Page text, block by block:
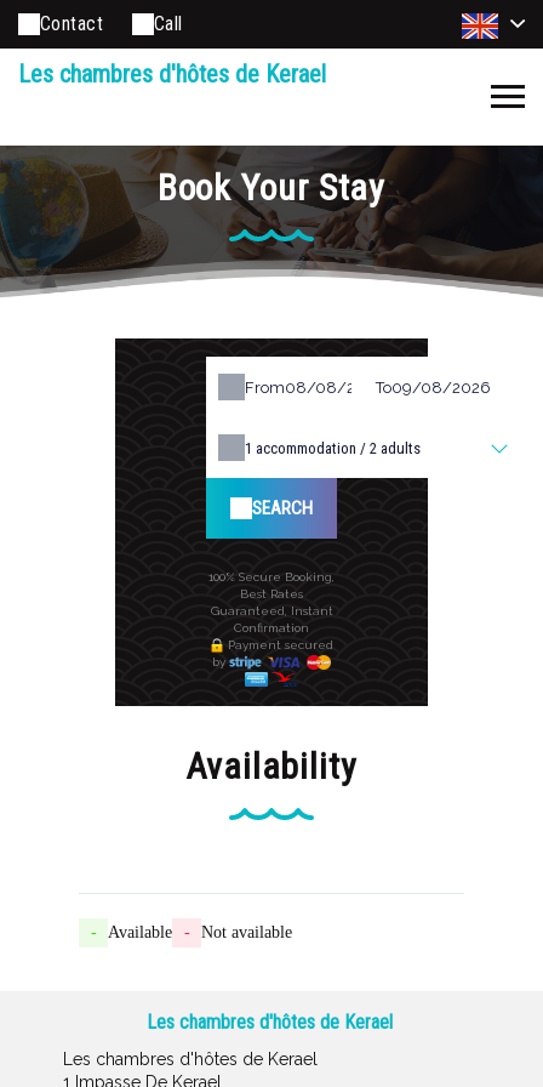
Contact Call
Les chambres d'hôtes de Kerael
Book Your Stay
From To
1 accommodation / 2 adults
SEARCH
100% Secure Booking,
Best Rates
Guaranteed, Instant
Confirmation
Payment secured
by
Availability
- Available - Not available
Les chambres d'hôtes de Kerael
Les chambres d'hôtes de Kerael
1 Impasse De Kerael,